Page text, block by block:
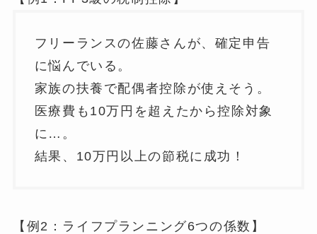
フリーランスの佐藤さんが、確定申告
に悩んでいる。
家族の扶養で配偶者控除が使えそう。
医療費も10万円を超えたから控除対象
に…。
結果、10万円以上の節税に成功！
【例2：ライフプランニング6つの係数】